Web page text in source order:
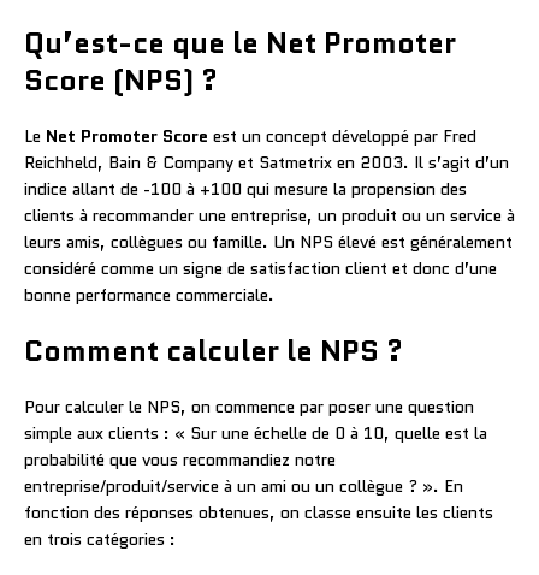
Qu’est-ce que le Net Promoter
Score (NPS) ?
Le Net Promoter Score est un concept développé par Fred
Reichheld, Bain & Company et Satmetrix en 2003. Il s’agit d’un
indice allant de -100 à +100 qui mesure la propension des
clients à recommander une entreprise, un produit ou un service à
leurs amis, collègues ou famille. Un NPS élevé est généralement
considéré comme un signe de satisfaction client et donc d’une
bonne performance commerciale.
Comment calculer le NPS ?
Pour calculer le NPS, on commence par poser une question
simple aux clients : « Sur une échelle de 0 à 10, quelle est la
probabilité que vous recommandiez notre
entreprise/produit/service à un ami ou un collègue ? ». En
fonction des réponses obtenues, on classe ensuite les clients
en trois catégories :